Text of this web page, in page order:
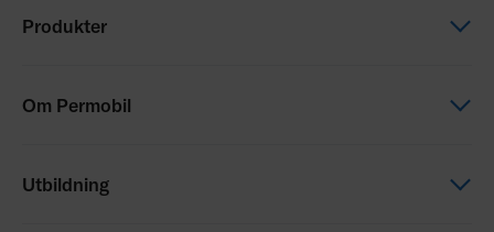
Produkter
Om Permobil
Utbildning